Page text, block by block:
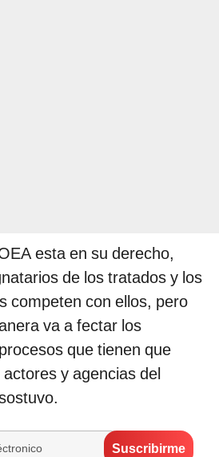
esta en su derecho,
de los tratados y los
competen con ellos, pero
va a fectar los
que tienen que
y agencias del